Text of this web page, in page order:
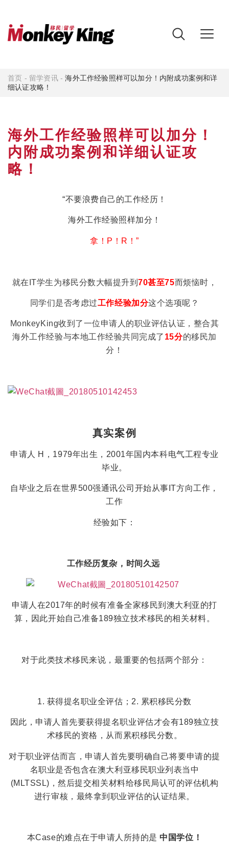
首页 - 留学资讯-海外工作经验照样可以加分！内附成功案例和详
细认证攻略！
海外工作经验照样可以加分！
内附成功案例和详细认证攻
略！
“不要浪费自己的工作经历！
海外工作经验照样加分！
拿！P！R！”
就在IT学生为移民分数大幅提升到70甚至75而烦恼时，
同学们是否考虑过工作经验加分这个选项呢？
MonkeyKing收到了一位申请人的职业评估认证，整合其
海外工作经验与本地工作经验共同完成了 15分的移民加
分！
真实案例
申请人 H，1979年出生，2001年国内本科电气工程专业
毕业。
自毕业之后在世界500强通讯公司开始从事IT方向工作，
工作
经验如下：
工作经历复杂，时间久远
申请人在2017年的时候有准备全家移民到澳大利亚的打
算，因此开始自己准备189独立技术移民的相关材料。
对于此类技术移民来说，最重要的包括两个部分：
1. 获得提名职业全评估；2. 累积移民分数
因此，申请人首先要获得提名职业评估才会有189独立技
术移民的资格，从而累积移民分数。
对于职业评估而言，申请人首先要明确自己将要申请的提
名职业是否包含在澳大利亚移民职业列表当中
(MLTSSL)，然后提交相关材料给移民局认可的评估机构
进行审核，最终拿到职业评估的认证结果。
本Case的难点在于申请人所持的是 中国学位！